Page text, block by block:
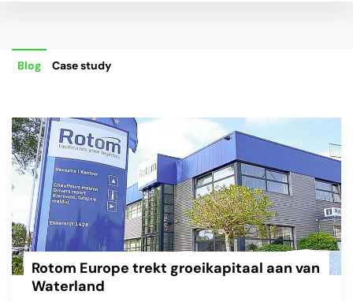
Blog Case study
Rotom Europe trekt groeikapitaal aan van
Waterland